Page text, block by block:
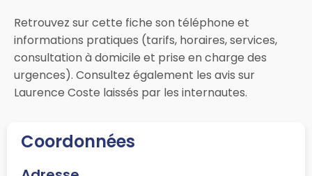
Retrouvez sur cette fiche son téléphone et
informations pratiques (tarifs, horaires, services,
consultation à domicile et prise en charge des
urgences). Consultez également les avis sur
Laurence Coste laissés par les internautes.
Coordonnées